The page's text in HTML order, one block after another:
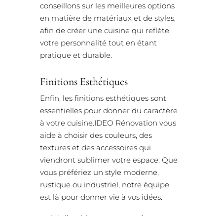
conseillons sur les meilleures options
en matière de matériaux et de styles,
afin de créer une cuisine qui reflète
votre personnalité tout en étant
pratique et durable.
Finitions Esthétiques
Enfin, les finitions esthétiques sont
essentielles pour donner du caractère
à votre cuisine.IDEO Rénovation vous
aide à choisir des couleurs, des
textures et des accessoires qui
viendront sublimer votre espace. Que
vous préfériez un style moderne,
rustique ou industriel, notre équipe
est là pour donner vie à vos idées.